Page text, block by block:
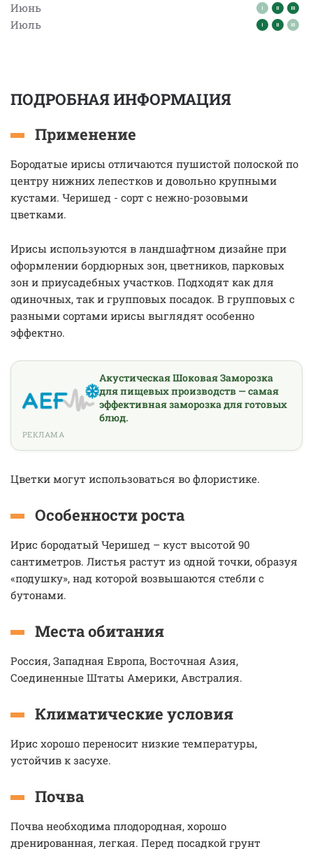
Июнь
Июль
ПОДРОБНАЯ ИНФОРМАЦИЯ
Применение
Бородатые ирисы отличаются пушистой полоской по
центру нижних лепестков и довольно крупными
кустами. Черишед - сорт с нежно-розовыми
цветками.
Ирисы используются в ландшафтном дизайне при
оформлении бордюрных зон, цветников, парковых
зон и приусадебных участков. Подходят как для
одиночных, так и групповых посадок. В групповых с
разными сортами ирисы выглядят особенно
эффектно.
Акустическая Шоковая Заморозка
для пищевых производств — самая
эффективная заморозка для готовых
блюд.
РЕКЛАМА
Цветки могут использоваться во флористике.
Особенности роста
Ирис бородатый Черишед – куст высотой 90
сантиметров. Листья растут из одной точки, образуя
«подушку», над которой возвышаются стебли с
бутонами.
Места обитания
Россия, Западная Европа, Восточная Азия,
Соединенные Штаты Америки, Австралия.
Климатические условия
Ирис хорошо переносит низкие температуры,
устойчив к засухе.
Почва
Почва необходима плодородная, хорошо
дренированная, легкая. Перед посадкой грунт